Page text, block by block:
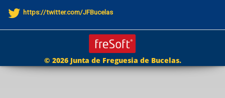
https://twitter.com/JFBucelas
© 2026 Junta de Freguesia de Bucelas.